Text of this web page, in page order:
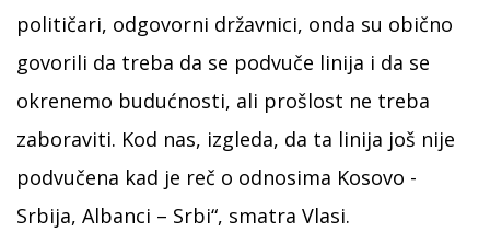
političari, odgovorni državnici, onda su obično
govorili da treba da se podvuče linija i da se
okrenemo budućnosti, ali prošlost ne treba
zaboraviti. Kod nas, izgleda, da ta linija još nije
podvučena kad je reč o odnosima Kosovo -
Srbija, Albanci – Srbi“, smatra Vlasi.